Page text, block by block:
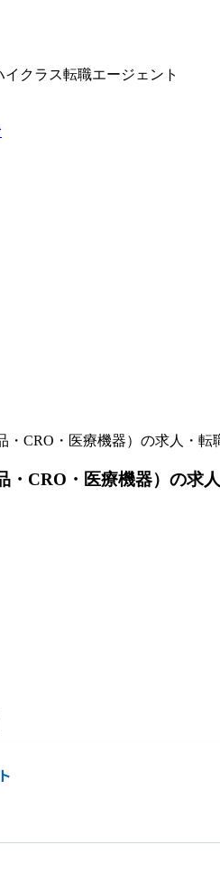
イクラス転職エージェント
・CRO・医療機器）の求人・転
・CRO・医療機器）の求